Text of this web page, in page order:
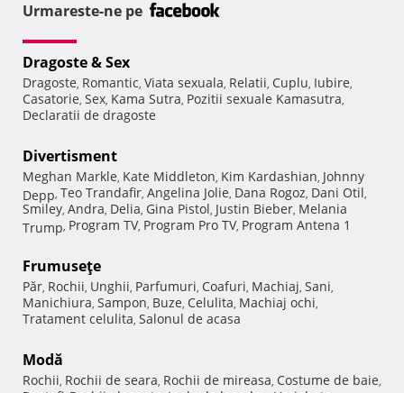
Urmareste-ne pe
Dragoste & Sex
Dragoste, Romantic, Viata sexuala, Relatii, Cuplu, Iubire,
Casatorie, Sex, Kama Sutra, Pozitii sexuale Kamasutra,
Declaratii de dragoste
Divertisment
Meghan Markle, Kate Middleton, Kim Kardashian, Johnny
Depp, Teo Trandafir, Angelina Jolie, Dana Rogoz, Dani Otil,
Smiley, Andra, Delia, Gina Pistol, Justin Bieber, Melania
Trump, Program TV, Program Pro TV, Program Antena 1
Frumuseţe
Păr, Rochii, Unghii, Parfumuri, Coafuri, Machiaj, Sani,
Manichiura, Sampon, Buze, Celulita, Machiaj ochi,
Tratament celulita, Salonul de acasa
Modă
Rochii, Rochii de seara, Rochii de mireasa, Costume de baie,